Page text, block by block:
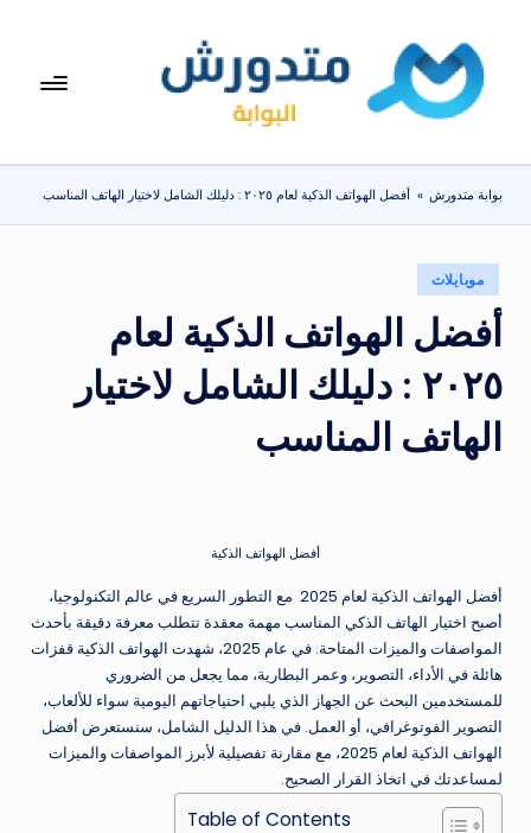
المحتوىبوا
مت
دو
ر
ش
تعرف
المنزلية
يومياً
بوابة متدورش » أفضل الهواتف الذكية لعام ٢٠٢٥ : دليلك الشامل لاختيار الهاتف المناسب
في
موبايلات
أفضل الهواتف الذكية لعام
٢٠٢٥ : دليلك الشامل لاختيار
الهاتف المناسب
أفضل الهواتف الذكية
أفضل الهواتف الذكية لعام 2025 مع التطور السريع في عالم التكنولوجيا،
أصبح اختيار الهاتف الذكي المناسب مهمة معقدة تتطلب معرفة دقيقة بأحدث
المواصفات والميزات المتاحة. في عام 2025، شهدت الهواتف الذكية قفزات
هائلة في الأداء، التصوير، وعمر البطارية، مما يجعل من الضروري
للمستخدمين البحث عن الجهاز الذي يلبي احتياجاتهم اليومية سواء للألعاب،
التصوير الفوتوغرافي، أو العمل. في هذا الدليل الشامل، سنستعرض أفضل
الهواتف الذكية لعام 2025، مع مقارنة تفصيلية لأبرز المواصفات والميزات
لمساعدتك في اتخاذ القرار الصحيح.
Table of Contents